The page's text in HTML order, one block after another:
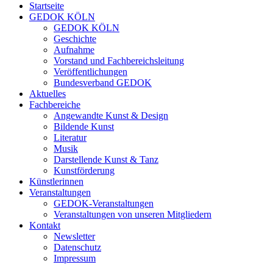
Startseite
GEDOK KÖLN
GEDOK KÖLN
Geschichte
Aufnahme
Vorstand und Fachbereichsleitung
Veröffentlichungen
Bundesverband GEDOK
Aktuelles
Fachbereiche
Angewandte Kunst & Design
Bildende Kunst
Literatur
Musik
Darstellende Kunst & Tanz
Kunstförderung
Künstlerinnen
Veranstaltungen
GEDOK-Veranstaltungen
Veranstaltungen von unseren Mitgliedern
Kontakt
Newsletter
Datenschutz
Impressum